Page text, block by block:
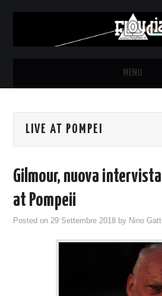
MENU
NEWS
SYD BARRETT – ALLE SOGLIE
DELL’ALBA
LIVE AT POMPEI
Gilmour, nuova
at Pompeii
Posted on29 Settembre 2018 by Nino Gatti